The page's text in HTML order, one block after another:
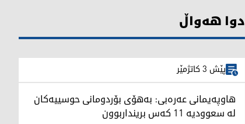
دوا هەواڵ
پێش 3 کاتژمێر
هاوپەیمانی عەرەبی: بەهۆی بۆردومانی حوسییەکان
لە سعوودیە 11 کەس برینداربوون